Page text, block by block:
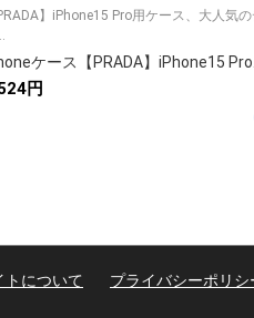
】iPhone15 Pro用ケース、大人気
円
トについて プライバシーポリシ